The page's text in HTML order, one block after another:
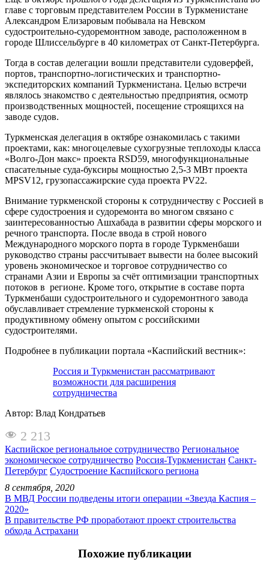
главе с торговым представителем России в Туркменистане
Александром Елизаровым побывала на Невском
судостроительно-судоремонтном заводе, расположенном в
городе Шлиссельбурге в 40 километрах от Санкт-Петербурга.
Тогда в состав делегации вошли представители судоверфей,
портов, транспортно-логистических и транспортно-
экспедиторских компаний Туркменистана. Целью встречи
являлось знакомство с деятельностью предприятия, осмотр
производственных мощностей, посещение строящихся на
заводе судов.
Туркменская делегация в октябре ознакомилась с такими
проектами, как: многоцелевые сухогрузные теплоходы класса
«Волго-Дон макс» проекта RSD59, многофункциональные
спасательные суда-буксиры мощностью 2,5-3 МВт проекта
MPSV12, грузопассажирские суда проекта PV22.
Внимание туркменской стороны к сотрудничеству с Россией в
сфере судостроения и судоремонта во многом связано с
заинтересованностью Ашхабада в развитии сферы морского и
речного транспорта. После ввода в строй нового
Международного морского порта в городе Туркменбаши
руководство страны рассчитывает вывести на более высокий
уровень экономическое и торговое сотрудничество со
странами Азии и Европы за счёт оптимизации транспортных
потоков в регионе. Кроме того, открытие в составе порта
Туркменбаши судостроительного и судоремонтного завода
обуславливает стремление туркменской стороны к
продуктивному обмену опытом с российскими
судостроителями.
Подробнее в публикации портала «Каспийский вестник»:
Россия и Туркменистан рассматривают
возможности для расширения
сотрудничества
Автор: Влад Кондратьев
2 213
Каспийское региональное сотрудничество Региональное
экономическое сотрудничество Россия-Туркменистан Санкт-
Петербург Судостроение Каспийского региона
8 сентября, 2020
В МВД России подведены итоги операции «Звезда Каспия –
2020»
В правительстве РФ проработают проект строительства
обхода Астрахани
Похожие публикации